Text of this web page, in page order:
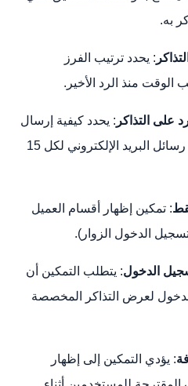
به.
: يحدد ترتيب الفرز
الوقت منذ الرد الأخير.
على التذاكر : يحدد كيفية إرسال
ردود التذاكر العديد من رسائل البريد الإلكتروني لكل 15
: تمكين إظهار أقسام العميل
الدخول الزوار).
الدخول: يتطلب التمكين أن
لعرض التذاكر المخصصة
: يؤدي التمكين إلى إظهار